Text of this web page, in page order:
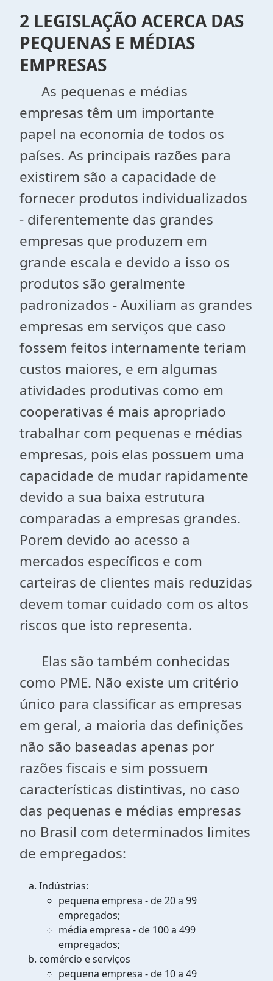
2 LEGISLAÇÃO ACERCA DAS
PEQUENAS E MÉDIAS
EMPRESAS
As pequenas e médias
empresas têm um importante
papel na economia de todos os
países. As principais razões para
existirem são a capacidade de
fornecer produtos individualizados
- diferentemente das grandes
empresas que produzem em
grande escala e devido a isso os
produtos são geralmente
padronizados - Auxiliam as grandes
empresas em serviços que caso
fossem feitos internamente teriam
custos maiores, e em algumas
atividades produtivas como em
cooperativas é mais apropriado
trabalhar com pequenas e médias
empresas, pois elas possuem uma
capacidade de mudar rapidamente
devido a sua baixa estrutura
comparadas a empresas grandes.
Porem devido ao acesso a
mercados específicos e com
carteiras de clientes mais reduzidas
devem tomar cuidado com os altos
riscos que isto representa.
Elas são também conhecidas
como PME. Não existe um critério
único para classificar as empresas
em geral, a maioria das definições
não são baseadas apenas por
razões fiscais e sim possuem
características distintivas, no caso
das pequenas e médias empresas
no Brasil com determinados limites
de empregados:
Indústrias:
pequena empresa - de 20 a 99
empregados;
média empresa - de 100 a 499
empregados;
comércio e serviços
pequena empresa - de 10 a 49